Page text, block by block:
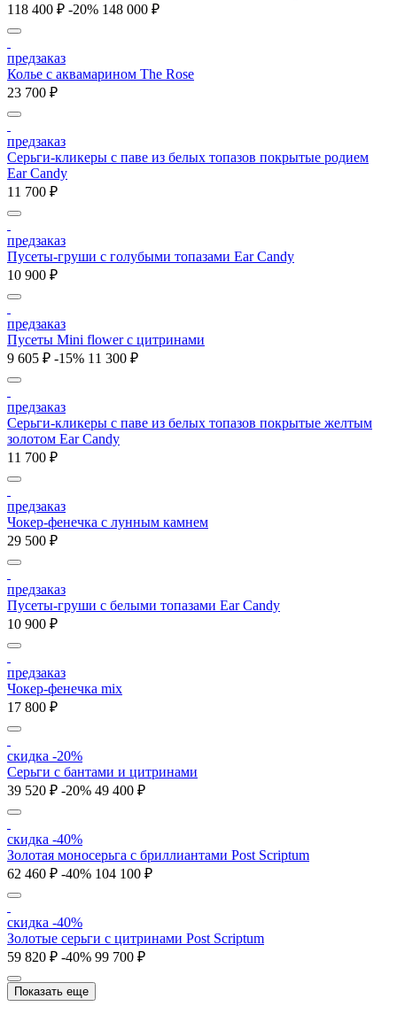
118 400 ₽ -20% 148 000 ₽
предзаказ
Колье с аквамарином The Rose
23 700 ₽
предзаказ
Серьги-кликеры с паве из белых топазов покрытые родием
Ear Candy
11 700 ₽
предзаказ
Пусеты-груши с голубыми топазами Ear Candy
10 900 ₽
предзаказ
Пусеты Mini flower с цитринами
9 605 ₽ -15% 11 300 ₽
предзаказ
Серьги-кликеры с паве из белых топазов покрытые желтым
золотом Ear Candy
11 700 ₽
предзаказ
Чокер-фенечка с лунным камнем
29 500 ₽
предзаказ
Пусеты-груши с белыми топазами Ear Candy
10 900 ₽
предзаказ
Чокер-фенечка mix
17 800 ₽
скидка -20%
Серьги с бантами и цитринами
39 520 ₽ -20% 49 400 ₽
скидка -40%
Золотая моносерьга с бриллиантами Post Scriptum
62 460 ₽ -40% 104 100 ₽
скидка -40%
Золотые серьги с цитринами Post Scriptum
59 820 ₽ -40% 99 700 ₽
Показать еще